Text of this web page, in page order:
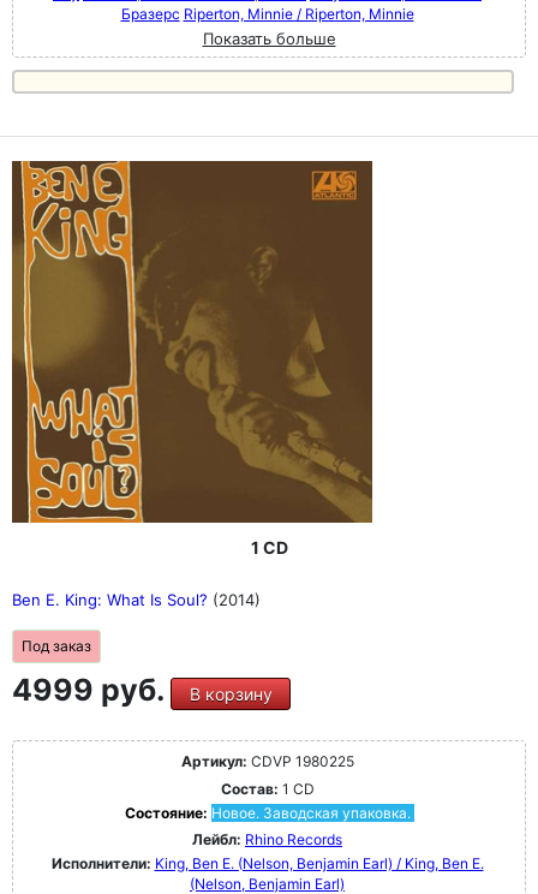
Бразерс Riperton, Minnie / Riperton, Minnie
Показать больше
1 CD
Ben E. King: What Is Soul? (2014)
Под заказ
4999 руб. В корзину
Артикул: CDVP 1980225
Состав: 1 CD
Состояние: Новое. Заводская упаковка.
Лейбл: Rhino Records
Исполнители: King, Ben E. (Nelson, Benjamin Earl) / King, Ben E.
(Nelson, Benjamin Earl)